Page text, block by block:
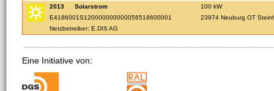
2013
Solarstrom
100 kW
E4186001S120000000000056518600001
23974 Neuburg OT
Netzbetreiber: E.DIS AG
Eine Initiative von: